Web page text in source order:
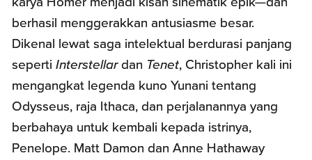
berhasil menggerakkan antusiasme besar.
Dikenal lewat saga intelektual berdurasi panjang
sepertiInterstellardan Tenet, Christopher kali ini
mengangkat legenda kuno Yunani tentang
Odysseus, raja Ithaca, dan perjalanannya yang
berbahaya untuk kembali kepada istrinya,
Penelope. Matt Damon dan Anne Hathaway